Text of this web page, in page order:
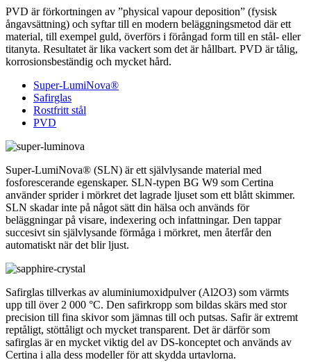
PVD är förkortningen av ”physical vapour deposition” (fysisk
ångavsättning) och syftar till en modern beläggningsmetod där ett
material, till exempel guld, överförs i förångad form till en stål- eller
titanyta. Resultatet är lika vackert som det är hållbart. PVD är tålig,
korrosionsbeständig och mycket hård.
Super-LumiNova®
Safirglas
Rostfritt stål
PVD
Super-LumiNova® (SLN) är ett självlysande material med
fosforescerande egenskaper. SLN-typen BG W9 som Certina
använder sprider i mörkret det lagrade ljuset som ett blått skimmer.
SLN skadar inte på något sätt din hälsa och används för
beläggningar på visare, indexering och infattningar. Den tappar
succesivt sin självlysande förmåga i mörkret, men återfår den
automatiskt när det blir ljust.
Safirglas tillverkas av aluminiumoxidpulver (Al2O3) som värmts
upp till över 2 000 °C. Den safirkropp som bildas skärs med stor
precision till fina skivor som jämnas till och putsas. Safir är extremt
reptåligt, stöttåligt och mycket transparent. Det är därför som
safirglas är en mycket viktig del av DS-konceptet och används av
Certina i alla dess modeller för att skydda urtavlorna.